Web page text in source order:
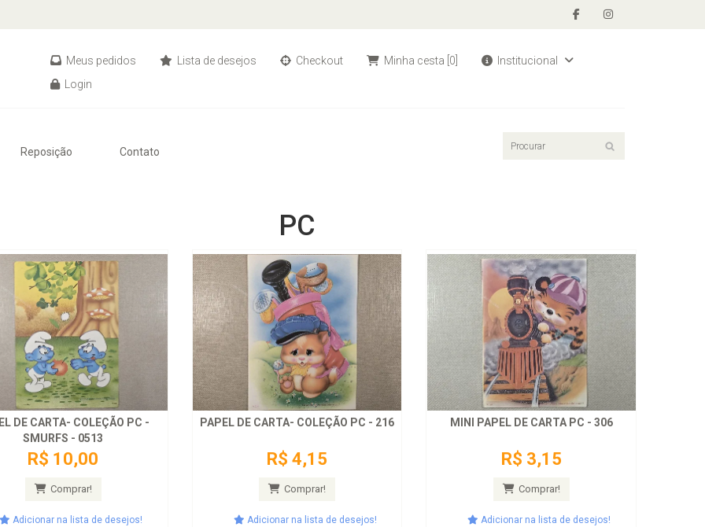
Meus pedidos Lista de desejos Checkout Minha cesta [0]
Institucional
Login
Reposição Contato
PC
DE CARTA- COLEÇÃO PC -
SMURFS - 0513
R$ 10,00
Comprar!
Adicionar na lista de desejos!
PAPEL DE CARTA- COLEÇÃO PC - 216
R$ 4,15
Comprar!
Adicionar na lista de desejos!
MINI PAPEL DE CARTA PC - 306
R$ 3,15
Comprar!
Adicionar na lista de desejos!